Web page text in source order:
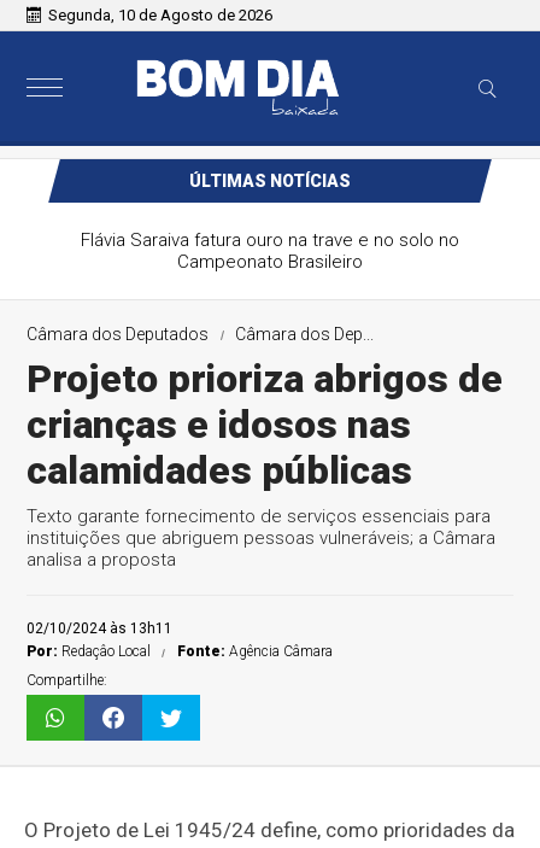
Segunda, 10 de Agosto de 2026
ÚLTIMAS NOTÍCIAS
Flávia Saraiva fatura ouro na trave e no solo no
Campeonato Brasileiro
Câmara dos Deputados Câmara dos Dep...
Projeto prioriza abrigos de
crianças e idosos nas
calamidades públicas
Texto garante fornecimento de serviços essenciais para
instituições que abriguem pessoas vulneráveis; a Câmara
analisa a proposta
02/10/2024 às 13h11
Por: Redaçâo Local Fonte:Agência Câmara
Compartilhe:
O Projeto de Lei 1945/24 define, como prioridades da